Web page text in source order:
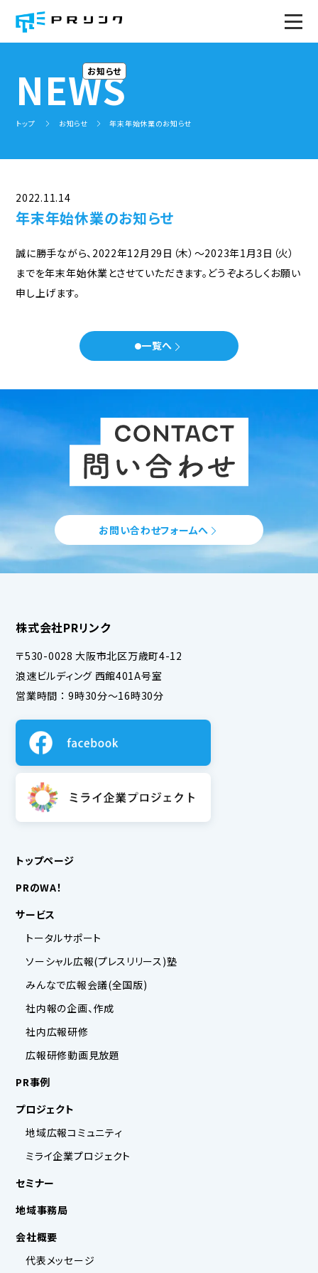
PRのWA！
トータルサポート
ソーシャル広報(プレスリリース)塾
社内広報研修
PR事例
プロジェクト
地域広報コミュニティ
会社概要
事務所について
問い合わせ
× 閉じる
お知らせ
NEWS
トップ お知らせ 年末年始休業のお知らせ
2022.11.14
年末年始休業のお知らせ
誠に勝手ながら、2022年12月29日（木）～2023年1月3日（火）
までを年末年始休業とさせていただきます。どうぞよろしくお願い
申し上げます。
一覧へ
お問い合わせフォームへ
株式会社PRリンク
〒530-0028 大阪市北区万歳町4-12
浪速ビルディング 西館401A号室
営業時間 ： 9時30分～16時30分
トップページ
PRのWA！
サービス
トータルサポート
ソーシャル広報(プレスリリース)塾
みんなで広報会議(全国版)
社内報の企画、作成
社内広報研修
広報研修動画見放題
PR事例
プロジェクト
地域広報コミュニティ
ミライ企業プロジェクト
セミナー
地域事務局
会社概要
代表メッセージ